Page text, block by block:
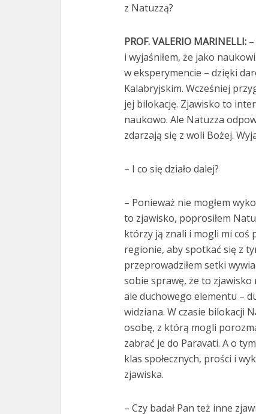
z Natuzzą?
PROF. VALERIO MARINELLI:
i wyjaśniłem, że jako
w eksperymencie – dzięki
Kalabryjskim. Wcześniej
jej bilokację. Zjawisko to
naukowo. Ale Natuzza
zdarzają się z woli Bożej.
– I co się działo dalej?
– Ponieważ nie mogłem
to zjawisko, poprosiłem
którzy ją znali i mogli mi coś
regionie, aby spotkać się z
przeprowadziłem setki
sobie sprawę, że to zjawisko
ale duchowego elementu –
widziana. W czasie bilokacji
osobę, z którą mogli
zabrać je do Paravati. A o
klas społecznych, prości i
zjawiska.
– Czy badał Pan też inne